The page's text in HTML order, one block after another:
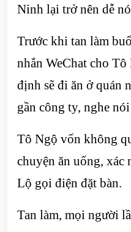
Ninh lại trở nên dễ
Trước khi tan làm
nhắn WeChat cho
định sẽ đi ăn ở quán
gần công ty, nghe
Tô Ngộ vốn không
chuyện ăn uống, xác
Lộ gọi điện đặt bàn.
Tan làm, mọi người